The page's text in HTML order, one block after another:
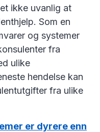
ikke uvanlig at
Som en
og systemer
fra
ulike
hendelse kan
fra ulike
er dyrere enn